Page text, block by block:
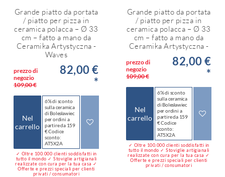
Grande piatto da portata
/ piatto per pizza in
ceramica polacca – Ø 33
cm – fatto a mano da
Ceramika Artystyczna -
Waves
prezzo di
negozio
109,00 €
82,00 €
*
Nel
carrello
6% di sconto
sulla ceramica
di Bolesławiec
per ordini a
partire da 159
€ Codice
sconto:
AT5X2A
✓ Oltre 100.000 clienti soddisfatti in
tutto il mondo ✓ Stoviglie artigianali
realizzate con cura per la tua casa ✓
Offerte e prezzi speciali per clienti
privati / consumatori
Grande piatto da portata
/ piatto per pizza in
ceramica polacca – Ø 33
cm – fatto a mano da
Ceramika Artystyczna -
prezzo di
negozio
109,00 €
82,00 €
*
Nel
carrello
6% di sconto
sulla ceramica
di Bolesławiec
per ordini a
partire da 159
€ Codice
sconto:
AT5X2A
✓ Oltre 100.000 clienti soddisfatti in
tutto il mondo ✓ Stoviglie artigianali
realizzate con cura per la tua casa ✓
Offerte e prezzi speciali per clienti
privati / consumatori